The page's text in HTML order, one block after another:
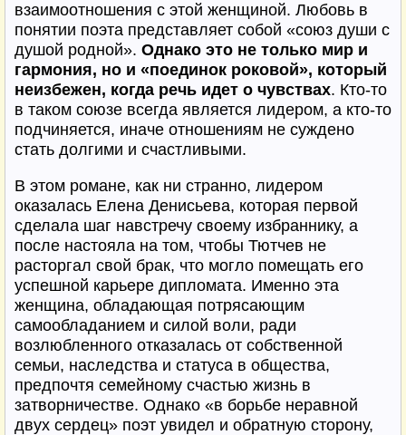
взаимоотношения с этой женщиной. Любовь в
понятии поэта представляет собой «союз души с
душой родной». Однако это не только мир и
гармония, но и «поединок роковой», который
неизбежен, когда речь идет о чувствах. Кто-то
в таком союзе всегда является лидером, а кто-то
подчиняется, иначе отношениям не суждено
стать долгими и счастливыми.
В этом романе, как ни странно, лидером
оказалась Елена Денисьева, которая первой
сделала шаг навстречу своему избраннику, а
после настояла на том, чтобы Тютчев не
расторгал свой брак, что могло помещать его
успешной карьере дипломата. Именно эта
женщина, обладающая потрясающим
самообладанием и силой воли, ради
возлюбленного отказалась от собственной
семьи, наследства и статуса в общества,
предпочтя семейному счастью жизнь в
затворничестве. Однако «в борьбе неравной
двух сердец» поэт увидел и обратную сторону,